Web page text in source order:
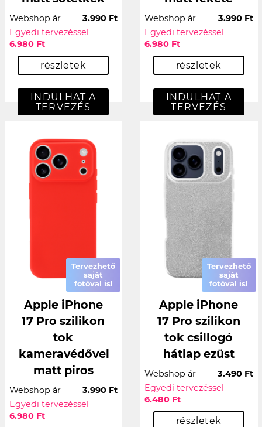
Webshop ár
3.990 Ft
Egyedi tervezéssel
6.980 Ft
részletek
INDULHAT A
TERVEZÉS
Webshop ár
3.990 Ft
Egyedi tervezéssel
6.980 Ft
részletek
INDULHAT A
TERVEZÉS
Tervezhető
saját
fotóval is!
Apple iPhone
17 Pro szilikon
tok
kameravédővel
matt piros
Webshop ár
3.990 Ft
Egyedi tervezéssel
6.980 Ft
Tervezhető
saját
fotóval is!
Apple iPhone
17 Pro szilikon
tok csillogó
hátlap ezüst
Webshop ár
3.490 Ft
Egyedi tervezéssel
6.480 Ft
részletek